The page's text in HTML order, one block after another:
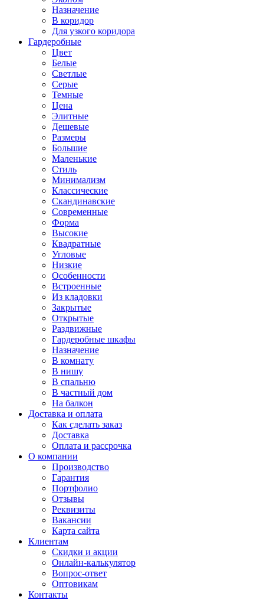
Назначение
В коридор
Для узкого коридора
Гардеробные
Цвет
Белые
Светлые
Серые
Темные
Цена
Элитные
Дешевые
Размеры
Большие
Маленькие
Стиль
Минимализм
Классические
Скандинавские
Современные
Форма
Высокие
Квадратные
Угловые
Низкие
Особенности
Встроенные
Из кладовки
Закрытые
Открытые
Раздвижные
Гардеробные шкафы
Назначение
В комнату
В нишу
В спальню
В частный дом
На балкон
Доставка и оплата
Как сделать заказ
Доставка
Оплата и рассрочка
О компании
Производство
Гарантия
Портфолио
Отзывы
Реквизиты
Вакансии
Карта сайта
Клиентам
Скидки и акции
Онлайн-калькулятор
Вопрос-ответ
Оптовикам
Контакты